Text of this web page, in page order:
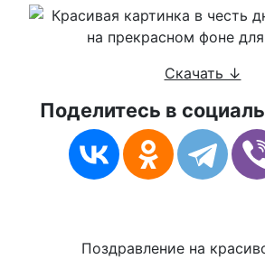
Скачать ↓
Поделитесь в
Поздравление на